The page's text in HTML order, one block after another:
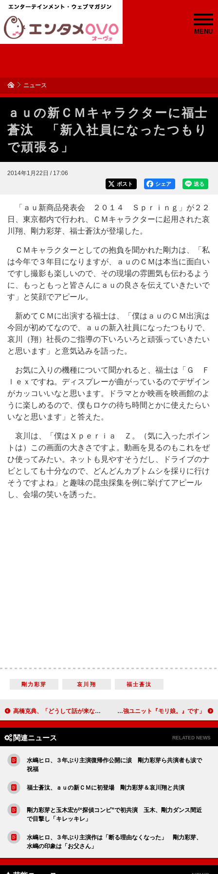
MENU
ニュース
ａｕの新ＣＭキャラクターに福士
蒼汰 「新入社員になったつもり
で頑張る」
2014年1月22日 / 17:06
送る
シェア
ポスト
「ａｕ新商品発表会 ２０１４ Ｓｐｒｉｎｇ」が２２
日、東京都内で行われ、ＣＭキャラクターに起用された哀
川翔、剛力彩芽、福士蒼汰が登場した。
ＣＭキャラクターとしての抱負を聞かれた剛力は、「私
は今年で３年目になりますが、ａｕのＣＭは本当に面白い
ですし撮影も楽しいので、その現場の雰囲気も伝わるよう
に、もっともっと皆さんにａｕの良さを伝えていきたいで
す」と笑顔でアピール。
新めてＣＭに出演する福士は、「僕はａｕのＣＭ出演は
今回が初めてなので、ａｕの新入社員になったつもりで、
哀川（翔）社長のご指導の下いろいろと頑張っていきたい
と思います」と意気込みを語った。
お気に入りの機種について聞かれると、福士は「Ｇ Ｆ
ｌｅｘですね。ディスプレーが曲がっているのでデザイン
がカッコいいなと思います。ドラマとか映画を映画館のよ
うに楽しめるので、僕もロケの待ち時間とかに使えたらい
いなと思います」と答えた。
哀川は、「僕はＸｐｅｒｉａ Ｚ。（気に入ったポイン
トは）この画面の大きさですよ。動画を見るのもこれをぜ
ひ使ってみたい。ネットも見やすそうだし、ドライブのナ
ビとしても十分なので、どんどんカブトムシを採りに行け
そうですよね」と趣味の昆虫採集を例に挙げてアピール
し、会場の笑いを誘った。
剛力彩芽 哀川翔 福士蒼汰
高橋克典、「どうして話が来ないのかと」 大ヒットゲーム「龍が如く」に初参加
と森三中が新ユニットを結成 つんく 「最強ユニット『モリ娘。』です」
関連ニュース RELATED NEWS
水嶋ヒロ、３年ぶり主演復帰作公開に涙 剛力彩芽ら共演者も涙で
祝福
福士蒼汰、ａｕの新ＣＭに初登場 剛力彩芽＆哀川翔と共演
剛力彩芽と玉木宏が“探偵コンビ”で初共演 玉木、剛力ダンス間近
で目撃し「キレッキレ」
水嶋ヒロ、３年ぶり主演作は「断る理由なくなった」 剛力彩芽、
水嶋の印象は「お父さん」